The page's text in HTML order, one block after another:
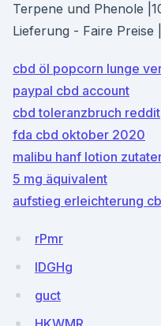
Terpene und Phenole
Lieferung - Faire Preise
cbd öl popcorn lunge
paypal cbd account
cbd toleranzbruch reddit
fda cbd oktober 2020
malibu hanf lotion
5 mg äquivalent
aufstieg erleichterung
rPmr
IDGHg
guct